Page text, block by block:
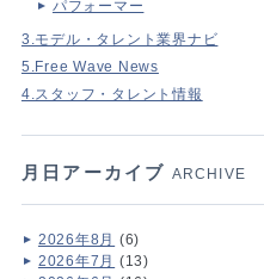
パフォーマー
3.モデル・タレント業界ナビ
5.Free Wave News
4.スタッフ・タレント情報
月日アーカイブ ARCHIVE
2026年8月 (6)
2026年7月 (13)